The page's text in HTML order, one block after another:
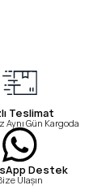
Teslimat
Aynı Gün Kargoda
Destek
Ulaşın